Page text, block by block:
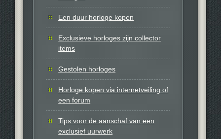
Een duur horloge kopen
Exclusieve horloges zijn collector
items
Gestolen horloges
Horloge kopen via internetveiling of
een forum
Tips voor de aanschaf van een
exclusief uurwerk